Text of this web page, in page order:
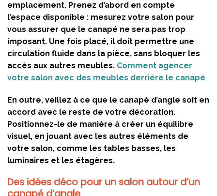
emplacement. Prenez d’abord en compte
l’espace disponible : mesurez votre salon pour
vous assurer que le canapé ne sera pas trop
imposant. Une fois placé, il doit permettre une
circulation fluide dans la pièce, sans bloquer les
accès aux autres meubles. Comment agencer
votre salon avec des meubles derrière le canapé
En outre, veillez à ce que le canapé d’angle soit en
accord avec le reste de votre décoration.
Positionnez-le de manière à créer un équilibre
visuel, en jouant avec les autres éléments de
votre salon, comme les tables basses, les
luminaires et les étagères.
Des idées déco pour un salon autour d’un